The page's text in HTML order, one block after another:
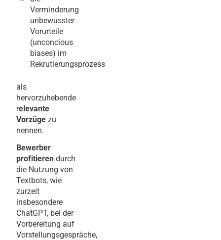
Verminderung
unbewusster
Vorurteile
(unconcious
biases) im
Rekrutierungsprozess
als
hervorzuhebende
relevante
Vorzüge zu
nennen.
Bewerber
profitieren durch
die Nutzung von
Textbots, wie
zurzeit
insbesondere
ChatGPT, bei der
Vorbereitung auf
Vorstellungsgespräche,